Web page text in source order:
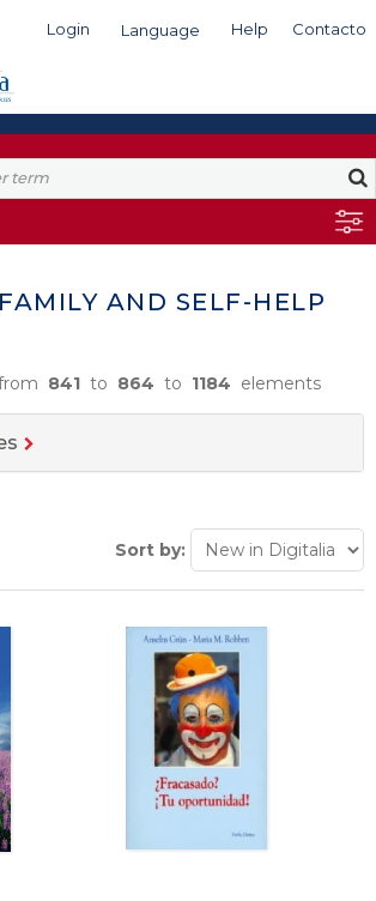
Login Language Help Contacto
AND SELF-HELP
841 to 864 to 1184 elements
Sort by: